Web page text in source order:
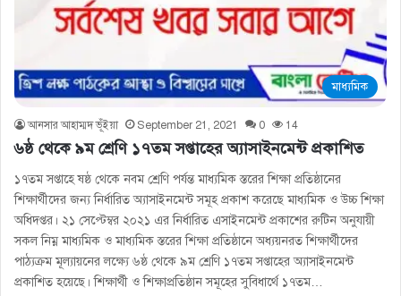
মাধ্যমিক
আনসার আহাম্মদ ভূঁইয়া September 21, 2021 0 14
৬ষ্ঠ থেকে ৯ম শ্রেণি ১৭তম সপ্তাহের অ্যাসাইনমেন্ট প্রকাশিত
১৭তম সপ্তাহে ষষ্ঠ থেকে নবম শ্রেণি পর্যন্ত মাধ্যমিক স্তরের শিক্ষা প্রতিষ্ঠানের
শিক্ষার্থীদের জন্য নির্ধারিত অ্যাসাইনমেন্ট সমূহ প্রকাশ করেছে মাধ্যমিক ও উচ্চ শিক্ষা
অধিদপ্তর। ২১ সেপ্টেম্বর ২০২১ এর নির্ধারিত এসাইনমেন্ট প্রকাশের রুটিন অনুযায়ী
সকল নিম্ন মাধ্যমিক ও মাধ্যমিক স্তরের শিক্ষা প্রতিষ্ঠানে অধ্যয়নরত শিক্ষার্থীদের
পাঠ্যক্রম মূল্যায়নের লক্ষ্যে ৬ষ্ঠ থেকে ৯ম শ্রেণি ১৭তম সপ্তাহের অ্যাসাইনমেন্ট
প্রকাশিত হয়েছে। শিক্ষার্থী ও শিক্ষাপ্রতিষ্ঠান সমূহের সুবিধার্থে ১৭তম…